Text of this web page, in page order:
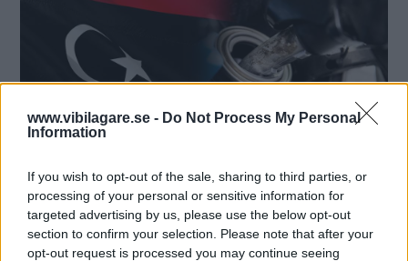
www.vibilagare.se - Do Not Process My Personal
Information
If you wish to opt-out of the sale, sharing to third parties, or
processing of your personal or sensitive information for
targeted advertising by us, please use the below opt-out
section to confirm your selection. Please note that after your
opt-out request is processed you may continue seeing
Hälften av den bensin eller diesel du tankar har okänt
ursprung – och på bara ett år har importen från
auktoritära och ofria länder ökat rejält. Det visar
siffror Vi Bilägare analyserat.